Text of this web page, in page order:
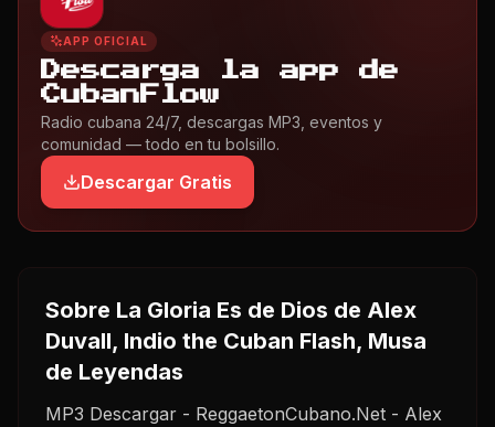
APP OFICIAL
Descarga la app de
CubanFlow
Radio cubana 24/7, descargas MP3, eventos y
comunidad — todo en tu bolsillo.
Descargar Gratis
Sobre La Gloria Es de Dios de Alex
Duvall, Indio the Cuban Flash, Musa
de Leyendas
MP3 Descargar - ReggaetonCubano.Net - Alex